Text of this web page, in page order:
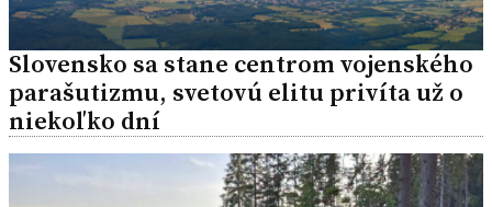
Slovensko sa stane centrom vojenského
parašutizmu, svetovú elitu privíta už o
niekoľko dní